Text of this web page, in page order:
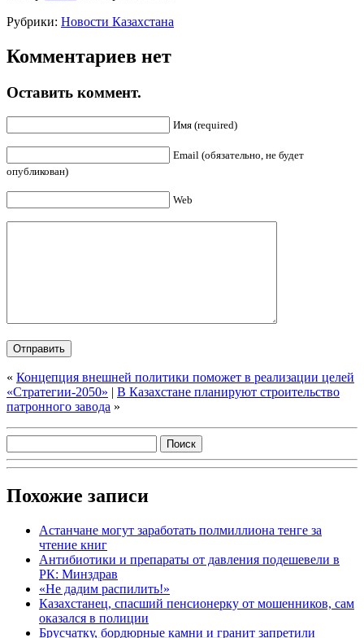
Рубрики: Новости Казахстана
Комментариев нет
Оставить коммент.
Имя (required)
Email (обязательно, не будет
опубликован)
Web
« Концепция внешней политики поможет в реализации целей
«Стратегии-2050» | В Казахстане планируют строительство
патронного завода »
Похожие записи
Астанчане могут заработать полмиллиона тенге за
чтение книг
Антибиотики и препараты от давления подешевели в
РК: Минздрав
«Не дадим распилить!»
Казахстанец, спасший пенсионерку от мошенников, сам
оказался в полиции
Брусчатку, бордюрные камни и гранит запретили